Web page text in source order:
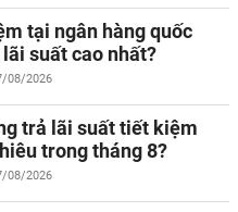
tại ngân hàng quốc
suất cao nhất?
08/2026
trả lãi suất tiết kiệm
trong tháng 8?
08/2026